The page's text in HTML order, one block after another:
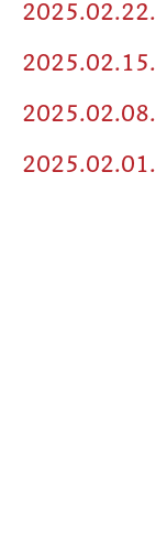
2025.02.22.
2025.02.15.
2025.02.08.
2025.02.01.